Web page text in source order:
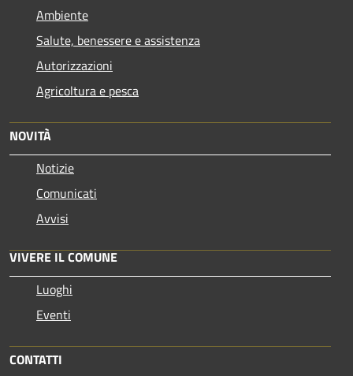
Ambiente
Salute, benessere e assistenza
Autorizzazioni
Agricoltura e pesca
NOVITÀ
Notizie
Comunicati
Avvisi
VIVERE IL COMUNE
Luoghi
Eventi
CONTATTI